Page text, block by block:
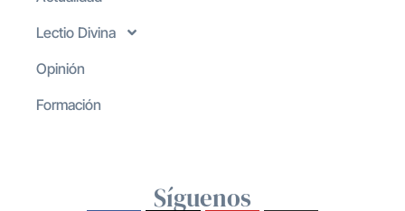
Lectio Divina
Opinión
Formación
Síguenos